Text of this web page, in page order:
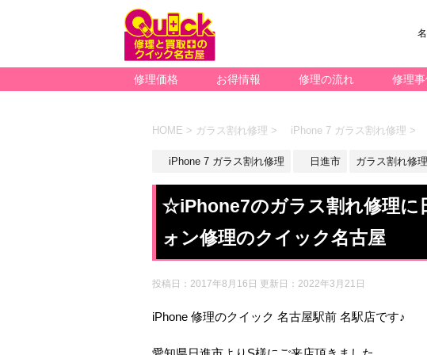
修理価格 お得情報 修理の流れ 修理事
HOME > ガラス割れ修理 > iPhone 7 ガラス割れ修理 >
iPhone 7 ガラス割れ修理 日進市 ガラス割れ修理
☆iPhone7のガラス割れ修理に
ォン修理のクイック名古屋
投稿日：2017年8月16日 更新日： 2022年3月21日
iPhone 修理のクイック 名古屋駅前 名駅店です♪